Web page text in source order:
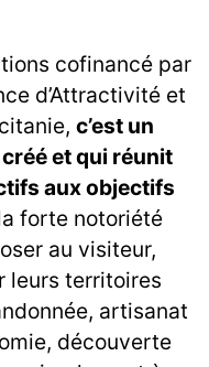
cofinancé par
d’Attractivité et
c’est un
et qui réunit
aux objectifs
forte notoriété
au visiteur,
leurs territoires
artisanat
découverte